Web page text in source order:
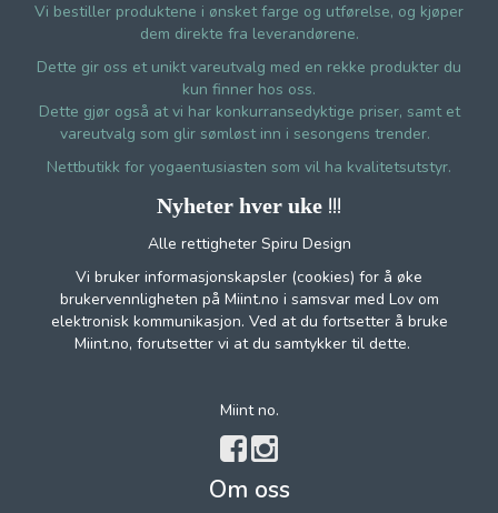
Vi bestiller produktene i ønsket farge og utførelse, og kjøper
dem direkte fra leverandørene.
Dette gir oss et unikt vareutvalg med en rekke produkter du
kun finner hos oss.
Dette gjør også at vi har konkurransedyktige priser, samt et
vareutvalg som glir sømløst inn i sesongens trender.
Nettbutikk for yogaentusiasten som vil ha kvalitetsutstyr.
Nyheter hver uke !!!
Alle rettigheter Spiru Design
Vi bruker informasjonskapsler (cookies) for å øke
brukervennligheten på Miint.no i samsvar med Lov om
elektronisk kommunikasjon. Ved at du fortsetter å bruke
Miint.no, forutsetter vi at du samtykker til dette.
Miint no.
Om oss